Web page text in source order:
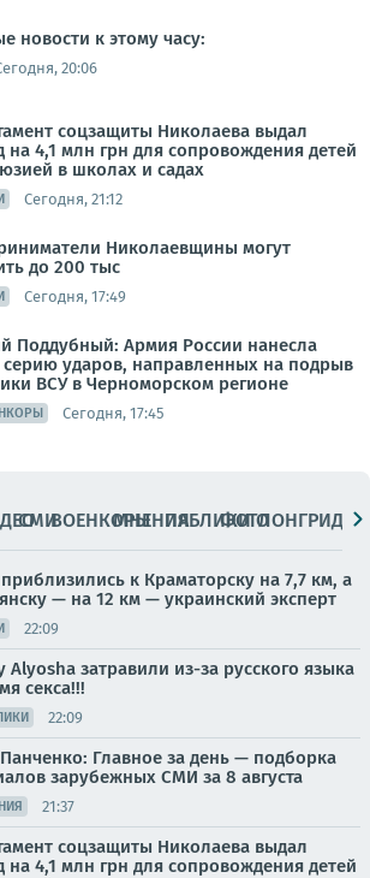
новости к этому часу:
20:06
соцзащиты Николаева выдал
на 4,1 млн грн для сопровождения детей
в школах и садах
Сегодня, 21:12
Николаевщины могут
до 200 тыс
Сегодня, 17:49
Поддубный: Армия России нанесла
ударов, направленных на подрыв
ВСУ в Черноморском регионе
Сегодня, 17:45
СМИВОЕНКОРЫМНЕНИЯПАБЛИКИ
ФОТОЛОНГРИДЫ
к Краматорску на 7,7 км, а
— на 12 км — украинский эксперт
22:09
Alyosha затравили из-за русского языка
секса!!!
22:09
Главное за день — подборка
зарубежных СМИ за 8 августа
21:37
соцзащиты Николаева выдал
на 4,1 млн грн для сопровождения детей